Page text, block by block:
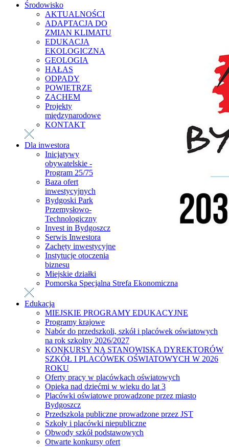
Środowisko
AKTUALNOŚCI
ADAPTACJA DO
ZMIAN KLIMATU
EDUKACJA
EKOLOGICZNA
GEOLOGIA
HAŁAS
ODPADY
POWIETRZE
ZACHEM
Projekty
międzynarodowe
KONTAKT
Dla inwestora
Inicjatywy
obywatelskie -
Program 25/75
Baza ofert
inwestycyjnych
Bydgoski Park
Przemysłowo-
Technologiczny
Invest in Bydgoszcz
Serwis Inwestora
Zachęty inwestycyjne
Instytucje otoczenia
biznesu
Miejskie działki
Pomorska Specjalna Strefa Ekonomiczna
Edukacja
MIEJSKIE PROGRAMY EDUKACYJNE
Programy krajowe
Nabór do przedszkoli, szkół i placówek oświatowych
na rok szkolny 2026/2027
KONKURSY NA STANOWISKA DYREKTORÓW
SZKÓŁ I PLACÓWEK OŚWIATOWYCH W 2026
ROKU
Oferty pracy w placówkach oświatowych
Opieka nad dziećmi w wieku do lat 3
Placówki oświatowe prowadzone przez miasto
Bydgoszcz
Przedszkola publiczne prowadzone przez JST
Szkoły i placówki niepubliczne
Obwody szkół podstawowych
Otwarte konkursy ofert